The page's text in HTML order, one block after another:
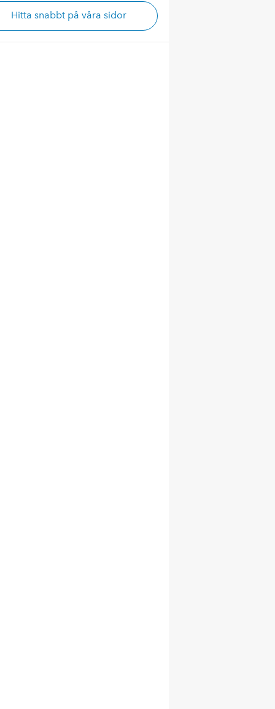
Hitta snabbt på våra sidor